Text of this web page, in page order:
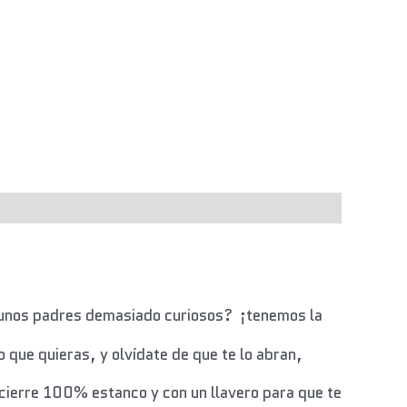
padres demasiado curiosos? ¡tenemos la
quieras, y olvídate de que te lo abran,
100% estanco y con un llavero para que te